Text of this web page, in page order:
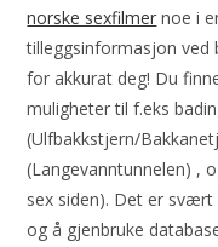
norske sexfilmer noe i
tilleggsinformasjon ved
for akkurat deg! Du
muligheter til f.eks
(Ulfbakkstjern/
(Langevanntunnelen) ,
sex siden). Det er
og å gjenbruke